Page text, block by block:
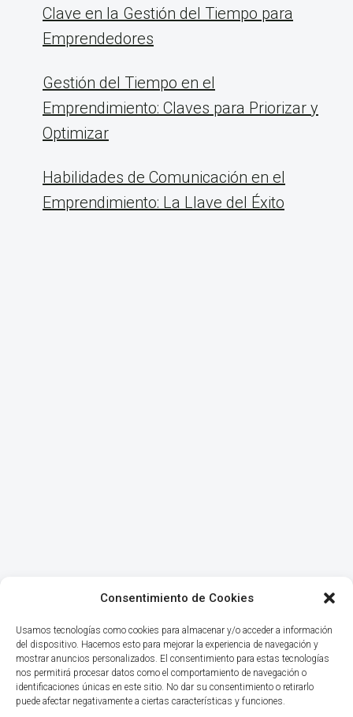
Consentimiento de Cookies
Usamos tecnologías como cookies para almacenar y/o acceder a información
del dispositivo. Hacemos esto para mejorar la experiencia de navegación y
mostrar anuncios personalizados. El consentimiento para estas tecnologías
nos permitirá procesar datos como el comportamiento de navegación o
identificaciones únicas en este sitio. No dar su consentimiento o retirarlo
puede afectar negativamente a ciertas características y funciones.
Clave en la Gestión del Tiempo para
Emprendedores
Gestión del Tiempo en el
Emprendimiento: Claves para Priorizar y
Optimizar
Habilidades de Comunicación en el
Emprendimiento: La Llave del Éxito